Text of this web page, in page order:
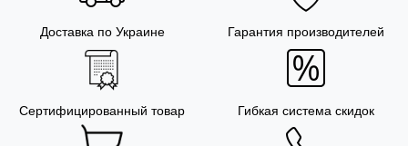
Доставка по Украине Гарантия производителей
Сертифицированный товар Гибкая система скидок